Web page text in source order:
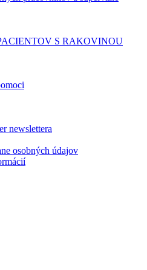
S RAKOVINOU
newslettera
osobných údajov